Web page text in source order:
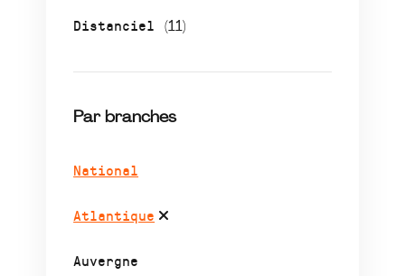
Distanciel (11)
Par branches
National
Atlantique
Auvergne